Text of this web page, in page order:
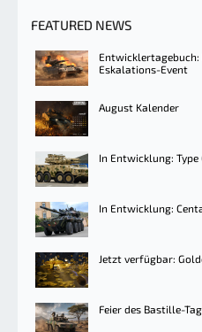
FEATURED NEWS
Entwicklertagebuch:
Eskalations-Event
August Kalender
In Entwicklung: Type
In Entwicklung:
Jetzt verfügbar:
Feier des Bastille-